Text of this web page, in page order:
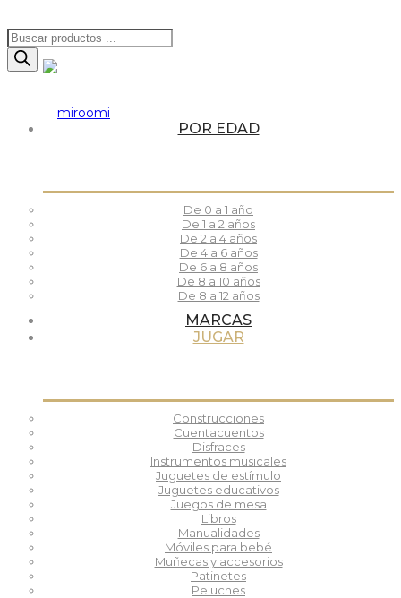
Búsqueda
de
productos
POR EDAD
De 0 a 1 año
De 1 a 2 años
De 2 a 4 años
De 4 a 6 años
De 6 a 8 años
De 8 a 10 años
De 8 a 12 años
MARCAS
JUGAR
Construcciones
Cuentacuentos
Disfraces
Instrumentos musicales
Juguetes de estímulo
Juguetes educativos
Juegos de mesa
Libros
Manualidades
Móviles para bebé
Muñecas y accesorios
Patinetes
Peluches